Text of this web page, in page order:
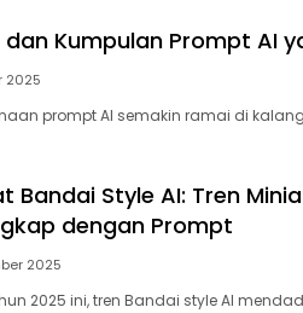
dan Kumpulan Prompt AI
2025
prompt AI semakin ramai di
Bandai Style AI: Tren
dengan Prompt
2025
2025 ini, tren Bandai style AI